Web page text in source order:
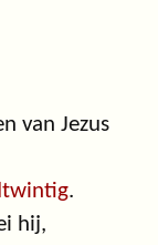
van Jezus
.
hij,